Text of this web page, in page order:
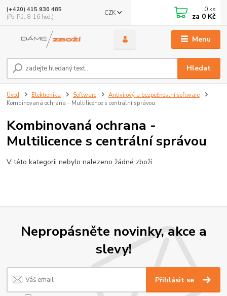
Menu
CZK
Hledat
(+420) 415 930 485
(Po-Pá, 8-16 hod.)
0 ks
za 0 Kč
Úvod Elektronika Software
Antivirový a bezpečnostní software
Kombinovaná ochrana - Multilicence s centrální správou
Kombinovaná ochrana -
Multilicence s centrální správou
V této kategorii nebylo nalezeno žádné zboží.
Nepropásněte novinky, akce a
slevy!
Přihlásit se